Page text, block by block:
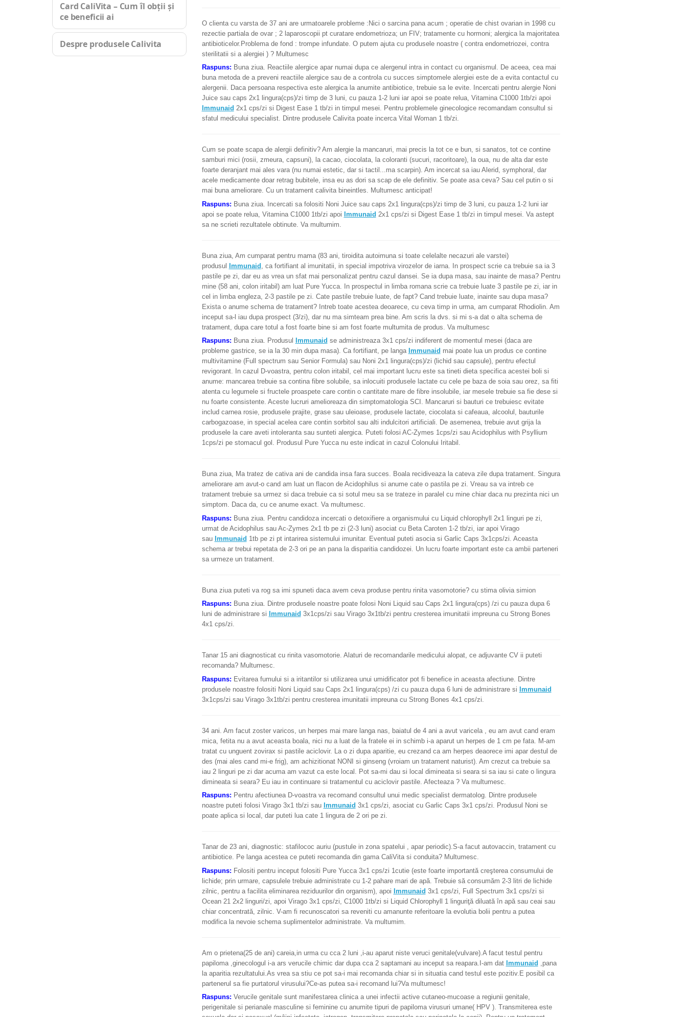
Card CaliVita – Cum îl obții și
ce beneficii ai
Despre produsele Calivita
O clienta cu varsta de 37 ani are urmatoarele probleme :Nici o sarcina pana acum ; operatie de chist ovarian in 1998 cu
rezectie partiala de ovar ; 2 laparoscopii pt curatare endometrioza; un FIV; tratamente cu hormoni; alergica la majoritatea
antibioticelor.Problema de fond : trompe infundate. O putem ajuta cu produsele noastre ( contra endometriozei, contra
sterilitatii si a alergiei ) ? Multumesc
Raspuns: Buna ziua. Reactiile alergice apar numai dupa ce alergenul intra in contact cu organismul. De aceea, cea mai
buna metoda de a preveni reactiile alergice sau de a controla cu succes simptomele alergiei este de a evita contactul cu
alergenii. Daca persoana respectiva este alergica la anumite antibiotice, trebuie sa le evite. Incercati pentru alergie Noni
Juice sau caps 2x1 lingura(cps)/zi timp de 3 luni, cu pauza 1-2 luni iar apoi se poate relua, Vitamina C1000 1tb/zi apoi
Immunaid 2x1 cps/zi si Digest Ease 1 tb/zi in timpul mesei. Pentru problemele ginecologice recomandam consultul si
sfatul medicului specialist. Dintre produsele Calivita poate incerca Vital Woman 1 tb/zi.
Cum se poate scapa de alergii definitiv? Am alergie la mancaruri, mai precis la tot ce e bun, si sanatos, tot ce contine
samburi mici (rosii, zmeura, capsuni), la cacao, ciocolata, la coloranti (sucuri, racoritoare), la oua, nu de alta dar este
foarte deranjant mai ales vara (nu numai estetic, dar si tactil...ma scarpin). Am incercat sa iau Alerid, symphoral, dar
acele medicamente doar retrag bubitele, insa eu as dori sa scap de ele definitiv. Se poate asa ceva? Sau cel putin o si
mai buna ameliorare. Cu un tratament calivita bineintles. Multumesc anticipat!
Raspuns: Buna ziua. Incercati sa folositi Noni Juice sau caps 2x1 lingura(cps)/zi timp de 3 luni, cu pauza 1-2 luni iar
apoi se poate relua, Vitamina C1000 1tb/zi apoi Immunaid 2x1 cps/zi si Digest Ease 1 tb/zi in timpul mesei. Va astept
sa ne scrieti rezultatele obtinute. Va multumim.
Buna ziua, Am cumparat pentru mama (83 ani, tiroidita autoimuna si toate celelalte necazuri ale varstei)
produsul Immunaid , ca fortifiant al imunitatii, in special impotriva virozelor de iarna. In prospect scrie ca trebuie sa ia 3
pastile pe zi, dar eu as vrea un sfat mai personalizat pentru cazul dansei. Se ia dupa masa, sau inainte de masa? Pentru
mine (58 ani, colon iritabil) am luat Pure Yucca. In prospectul in limba romana scrie ca trebuie luate 3 pastile pe zi, iar in
cel in limba engleza, 2-3 pastile pe zi. Cate pastile trebuie luate, de fapt? Cand trebuie luate, inainte sau dupa masa?
Exista o anume schema de tratament? Intreb toate acestea deoarece, cu ceva timp in urma, am cumparat Rhodiolin. Am
inceput sa-l iau dupa prospect (3/zi), dar nu ma simteam prea bine. Am scris la dvs. si mi s-a dat o alta schema de
tratament, dupa care totul a fost foarte bine si am fost foarte multumita de produs. Va multumesc
Raspuns: Buna ziua. Produsul Immunaid se administreaza 3x1 cps/zi indiferent de momentul mesei (daca are
probleme gastrice, se ia la 30 min dupa masa). Ca fortifiant, pe langa Immunaid mai poate lua un produs ce contine
multivitamine (Full spectrum sau Senior Formula) sau Noni 2x1 lingura(cps)/zi (lichid sau capsule), pentru efectul
revigorant. In cazul D-voastra, pentru colon iritabil, cel mai important lucru este sa tineti dieta specifica acestei boli si
anume: mancarea trebuie sa contina fibre solubile, sa inlocuiti produsele lactate cu cele pe baza de soia sau orez, sa fiti
atenta cu legumele si fructele proaspete care contin o cantitate mare de fibre insolubile, iar mesele trebuie sa fie dese si
nu foarte consistente. Aceste lucruri amelioreaza din simptomatologia SCI. Mancaruri si bauturi ce trebuiesc evitate
includ carnea rosie, produsele prajite, grase sau uleioase, produsele lactate, ciocolata si cafeaua, alcoolul, bauturile
carbogazoase, in special acelea care contin sorbitol sau alti indulcitori artificiali. De asemenea, trebuie avut grija la
produsele la care aveti intoleranta sau sunteti alergica. Puteti folosi AC-Zymes 1cps/zi sau Acidophilus with Psyllium
1cps/zi pe stomacul gol. Produsul Pure Yucca nu este indicat in cazul Colonului Iritabil.
Buna ziua, Ma tratez de cativa ani de candida insa fara succes. Boala recidiveaza la cateva zile dupa tratament. Singura
ameliorare am avut-o cand am luat un flacon de Acidophilus si anume cate o pastila pe zi. Vreau sa va intreb ce
tratament trebuie sa urmez si daca trebuie ca si sotul meu sa se trateze in paralel cu mine chiar daca nu prezinta nici un
simptom. Daca da, cu ce anume exact. Va multumesc.
Raspuns: Buna ziua. Pentru candidoza incercati o detoxifiere a organismului cu Liquid chlorophyll 2x1 linguri pe zi,
urmat de Acidophilus sau Ac-Zymes 2x1 tb pe zi (2-3 luni) asociat cu Beta Caroten 1-2 tb/zi, iar apoi Virago
sau Immunaid 1tb pe zi pt intarirea sistemului imunitar. Eventual puteti asocia si Garlic Caps 3x1cps/zi. Aceasta
schema ar trebui repetata de 2-3 ori pe an pana la disparitia candidozei. Un lucru foarte important este ca ambii parteneri
sa urmeze un tratament.
Buna ziua puteti va rog sa imi spuneti daca avem ceva produse pentru rinita vasomotorie? cu stima olivia simion
Raspuns: Buna ziua. Dintre produsele noastre poate folosi Noni Liquid sau Caps 2x1 lingura(cps) /zi cu pauza dupa 6
luni de administrare si Immunaid 3x1cps/zi sau Virago 3x1tb/zi pentru cresterea imunitatii impreuna cu Strong Bones
4x1 cps/zi.
Tanar 15 ani diagnosticat cu rinita vasomotorie. Alaturi de recomandarile medicului alopat, ce adjuvante CV ii puteti
recomanda? Multumesc.
Raspuns: Evitarea fumului si a iritantilor si utilizarea unui umidificator pot fi benefice in aceasta afectiune. Dintre
produsele noastre folositi Noni Liquid sau Caps 2x1 lingura(cps) /zi cu pauza dupa 6 luni de administrare si Immunaid
3x1cps/zi sau Virago 3x1tb/zi pentru cresterea imunitatii impreuna cu Strong Bones 4x1 cps/zi.
34 ani. Am facut zoster varicos, un herpes mai mare langa nas, baiatul de 4 ani a avut varicela , eu am avut cand eram
mica, fetita nu a avut aceasta boala, nici nu a luat de la fratele ei in schimb i-a aparut un herpes de 1 cm pe fata. M-am
tratat cu unguent zovirax si pastile aciclovir. La o zi dupa aparitie, eu crezand ca am herpes deaorece imi apar destul de
des (mai ales cand mi-e frig), am achizitionat NONI si ginseng (vroiam un tratament naturist). Am crezut ca trebuie sa
iau 2 linguri pe zi dar acuma am vazut ca este local. Pot sa-mi dau si local dimineata si seara si sa iau si cate o lingura
dimineata si seara? Eu iau in continuare si tratamentul cu aciclovir pastile. Afecteaza ? Va multumesc.
Raspuns: Pentru afectiunea D-voastra va recomand consultul unui medic specialist dermatolog. Dintre produsele
noastre puteti folosi Virago 3x1 tb/zi sau Immunaid 3x1 cps/zi, asociat cu Garlic Caps 3x1 cps/zi. Produsul Noni se
poate aplica si local, dar puteti lua cate 1 lingura de 2 ori pe zi.
Tanar de 23 ani, diagnostic: stafilococ auriu (pustule in zona spatelui , apar periodic).S-a facut autovaccin, tratament cu
antibiotice. Pe langa acestea ce puteti recomanda din gama CaliVita si conduita? Multumesc.
Raspuns: Folositi pentru inceput folositi Pure Yucca 3x1 cps/zi 1cutie (este foarte importantă creşterea consumului de
lichide; prin urmare, capsulele trebuie administrate cu 1-2 pahare mari de apă. Trebuie să consumăm 2-3 litri de lichide
zilnic, pentru a facilita eliminarea reziduurilor din organism), apoi Immunaid 3x1 cps/zi, Full Spectrum 3x1 cps/zi si
Ocean 21 2x2 linguri/zi, apoi Virago 3x1 cps/zi, C1000 1tb/zi si Liquid Chlorophyll 1 linguriţă diluată în apă sau ceai sau
chiar concentrată, zilnic. V-am fi recunoscatori sa reveniti cu amanunte referitoare la evolutia bolii pentru a putea
modifica la nevoie schema suplimentelor administrate. Va multumim.
Am o prietena(25 de ani) careia,in urma cu cca 2 luni ,i-au aparut niste veruci genitale(vulvare).A facut testul pentru
papiloma ,ginecologul i-a ars verucile chimic dar dupa cca 2 saptamani au inceput sa reapara.I-am dat Immunaid ,pana
la aparitia rezultatului.As vrea sa stiu ce pot sa-i mai recomanda chiar si in situatia cand testul este pozitiv.E posibil ca
partenerul sa fie purtatorul virusului?Ce-as putea sa-i recomand lui?Va multumesc!
Raspuns: Verucile genitale sunt manifestarea clinica a unei infectii active cutaneo-mucoase a regiunii genitale,
perigenitale si perianale masculine si feminine cu anumite tipuri de papiloma virusuri umane( HPV ). Transmiterea este